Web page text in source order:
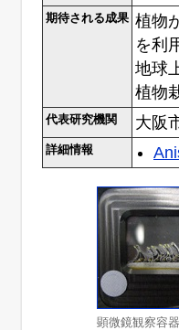
期待される成果 植物
を利
地球
植物
代表研究機関 大阪
詳細情報
顕微鏡観察容